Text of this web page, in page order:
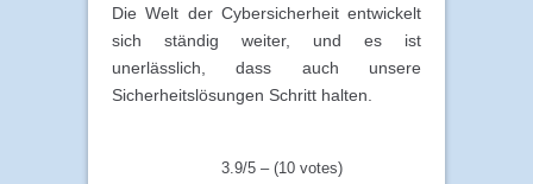
Die Welt der Cybersicherheit entwickelt
sich ständig weiter, und es ist
unerlässlich, dass auch unsere
Sicherheitslösungen Schritt halten.
3.9/5 – (10 votes)